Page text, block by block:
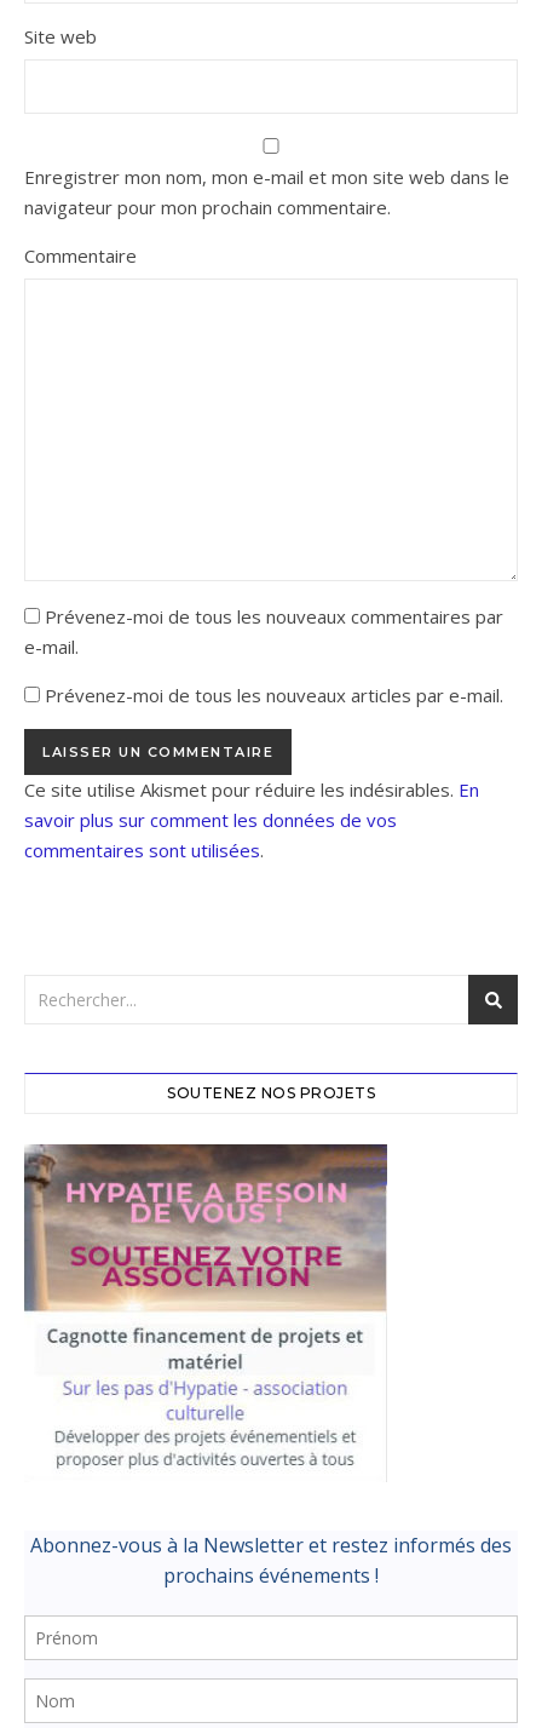
Site web
Enregistrer mon nom, mon e-mail et mon site web dans le
navigateur pour mon prochain commentaire.
Commentaire
Prévenez-moi de tous les nouveaux commentaires par
e-mail.
Prévenez-moi de tous les nouveaux articles par e-mail.
Ce site utilise Akismet pour réduire les indésirables. En
savoir plus sur comment les données de vos
commentaires sont utilisées.
SOUTENEZ NOS PROJETS